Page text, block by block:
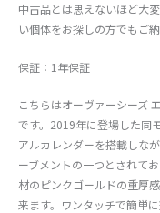
中古品とは思えないほど大
い個体をお探しの方でもご
保証：1年保証
こちらはオーヴァーシーズ
です。2019年に登場した同
アルカレンダーを搭載しな
ーブメントの一つとされて
材のピンクゴールドの重厚
来ます。ワンタッチで簡単